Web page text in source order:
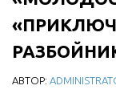
Документы
Правовая база
АВТОР: